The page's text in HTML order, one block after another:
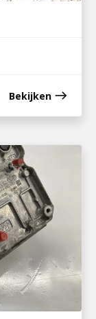
Bekijken east